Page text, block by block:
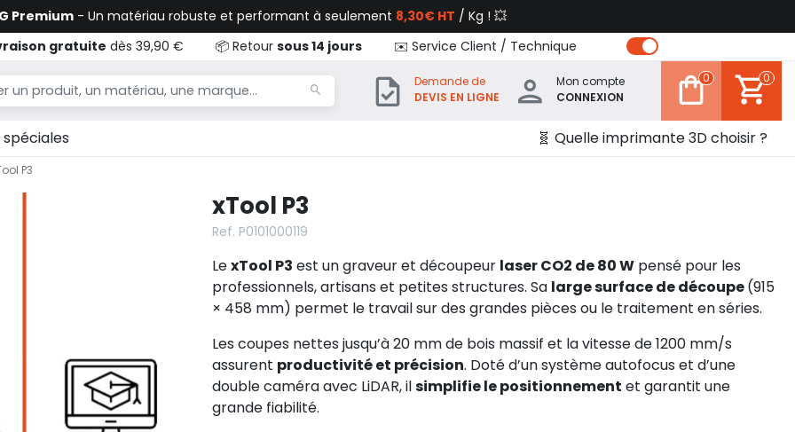
Premium - Un matériau robuste et performant à seulement 8,30€ HT / Kg ! 💥
gratuite dès 39,90 € 📦 Retour sous 14 jours ✉️ Service Client / Technique
Demande de
DEVIS EN LIGNE
Mon compte
CONNEXION
0 0
spéciales 🧬 Quelle imprimante 3D choisir ?
P3
xTool P3
Ref. P0101000119
LexTool P3 est un graveur et découpeur laser CO2 de 80 W pensé pour les
professionnels, artisans et petites structures. Sa large surface de découpe(915
× 458 mm) permet le travail sur des grandes pièces ou le traitement en séries.
Les coupes nettes jusqu’à 20 mm de bois massif et la vitesse de 1200 mm/s
assurent productivité et précision. Doté d’un système autofocus et d’une
double caméra avec LiDAR, ilsimplifie le positionnement et garantit une
grande fiabilité.